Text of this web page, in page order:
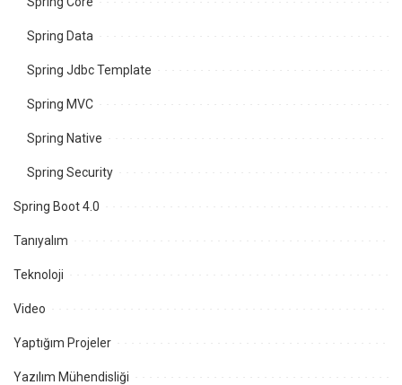
Spring Data
Spring Jdbc Template
Spring MVC
Spring Native
Spring Security
Spring Boot 4.0
Tanıyalım
Teknoloji
Video
Yaptığım Projeler
Yazılım Mühendisliği